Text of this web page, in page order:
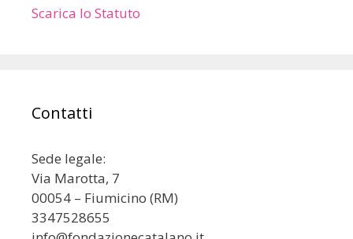
Scarica lo Statuto
Contatti
Sede legale:
Via Marotta, 7
00054 – Fiumicino (RM)
3347528655